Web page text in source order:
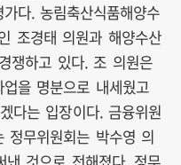
다. 농림축산식품해양수
조경태 의원과 해양수산
쟁하고 있다. 조 의원은
을 명분으로 내세웠고
다는 입장이다. 금융위원
정무위원회는 박수영 의